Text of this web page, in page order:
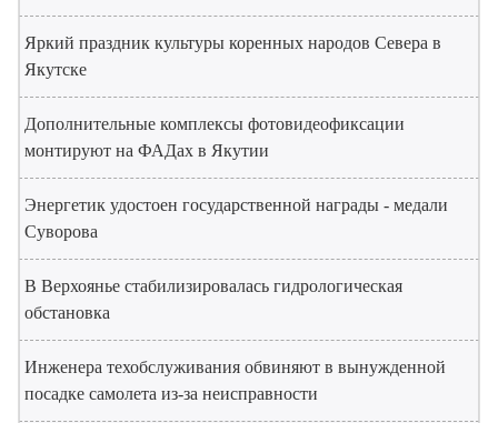
Яркий праздник культуры коренных народов Севера в
Якутске
Дополнительные комплексы фотовидеофиксации
монтируют на ФАДах в Якутии
Энергетик удостоен государственной награды - медали
Суворова
В Верхоянье стабилизировалась гидрологическая
обстановка
Инженера техобслуживания обвиняют в вынужденной
посадке самолета из-за неисправности